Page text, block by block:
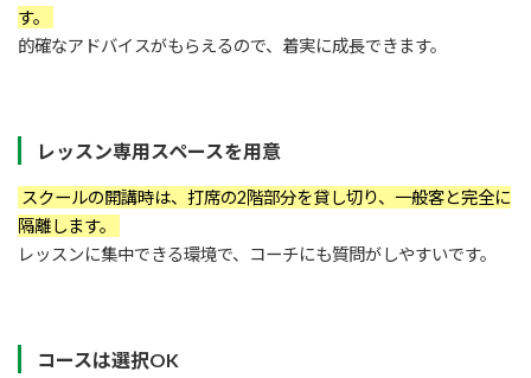
す。
的確なアドバイスがもらえるので、着実に成長できます。
レッスン専用スペースを用意
スクールの開講時は、打席の2階部分を貸し切り、一般客と完全に
隔離します。
レッスンに集中できる環境で、コーチにも質問がしやすいです。
コースは選択OK